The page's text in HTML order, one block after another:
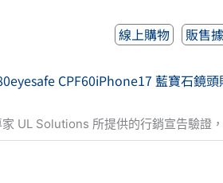
線上購物 販售
eyesafe CPF60iPhone17 藍寶石鏡頭
UL Solutions 所提供的行銷宣告驗證